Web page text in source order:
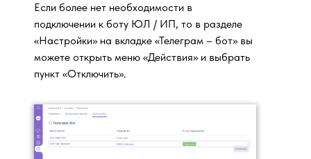
Если более нет необходимости в
подключении к боту ЮЛ / ИП, то в разделе
«Настройки» на вкладке «Телеграм – бот» вы
можете открыть меню «Действия» и выбрать
пункт «Отключить».